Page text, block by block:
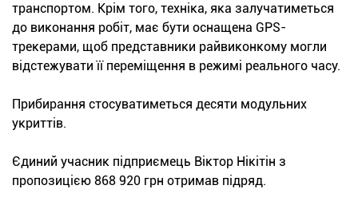
транспортом. Крім того, техніка, яка залучатиметься
до виконання робіт, має бути оснащена GPS-
трекерами, щоб представники райвиконкому могли
відстежувати її переміщення в режимі реального часу.
Прибирання стосуватиметься десяти модульних
укриттів.
Єдиний учасник підприємець Віктор Нікітін з
пропозицією 868 920 грн отримав підряд.